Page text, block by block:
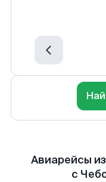
Авиарейсы
с